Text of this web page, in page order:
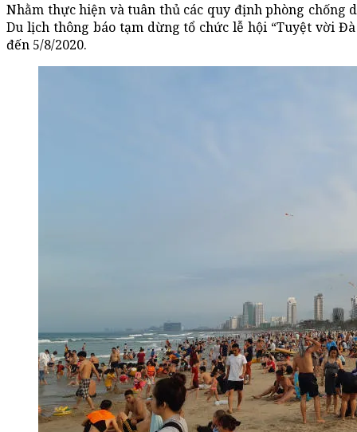
Nhằm thực hiện và tuân thủ các quy định phòng chống
Du lịch thông báo tạm dừng tổ chức lễ hội “Tuyệt vời
đến 5/8/2020.